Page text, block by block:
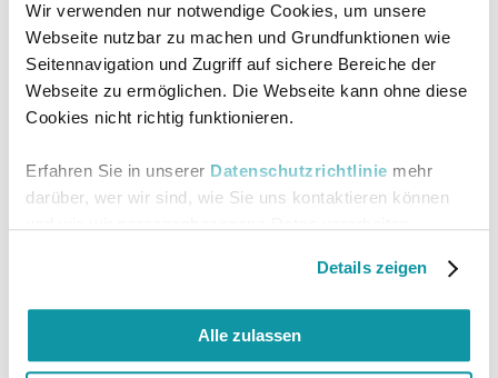
Wir verwenden nur notwendige Cookies, um unsere
Webseite nutzbar zu machen und Grundfunktionen wie
Seitennavigation und Zugriff auf sichere Bereiche der
Webseite zu ermöglichen. Die Webseite kann ohne diese
Cookies nicht richtig funktionieren.
Erfahren Sie in unserer Datenschutzrichtlinie mehr
darüber, wer wir sind, wie Sie uns kontaktieren können
Details zeigen
Alle zulassen